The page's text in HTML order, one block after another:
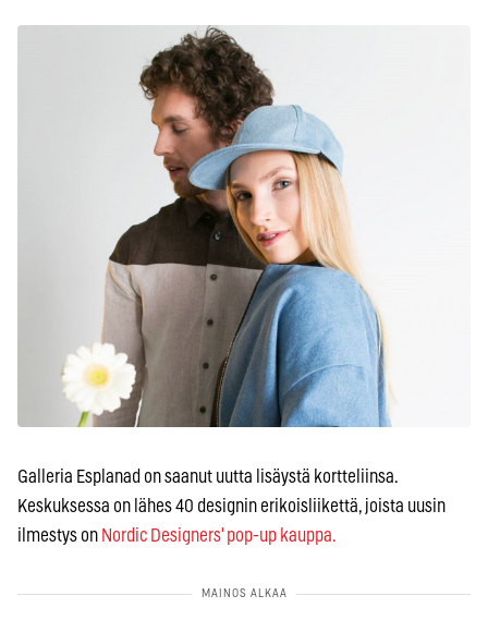
Galleria Esplanad on saanut uutta lisäystä kortteliinsa.
Keskuksessa on lähes 40 designin erikoisliikettä, joista uusin
ilmestys on Nordic Designers' pop-up kauppa.